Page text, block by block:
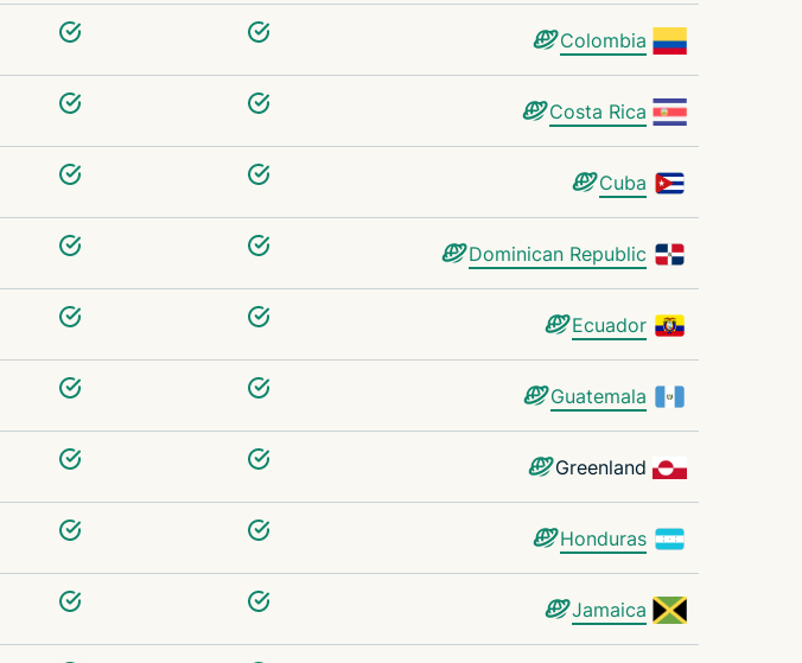
Colombia
Costa Rica
Cuba
Dominican Republic
Ecuador
Guatemala
Greenland
Honduras
Jamaica